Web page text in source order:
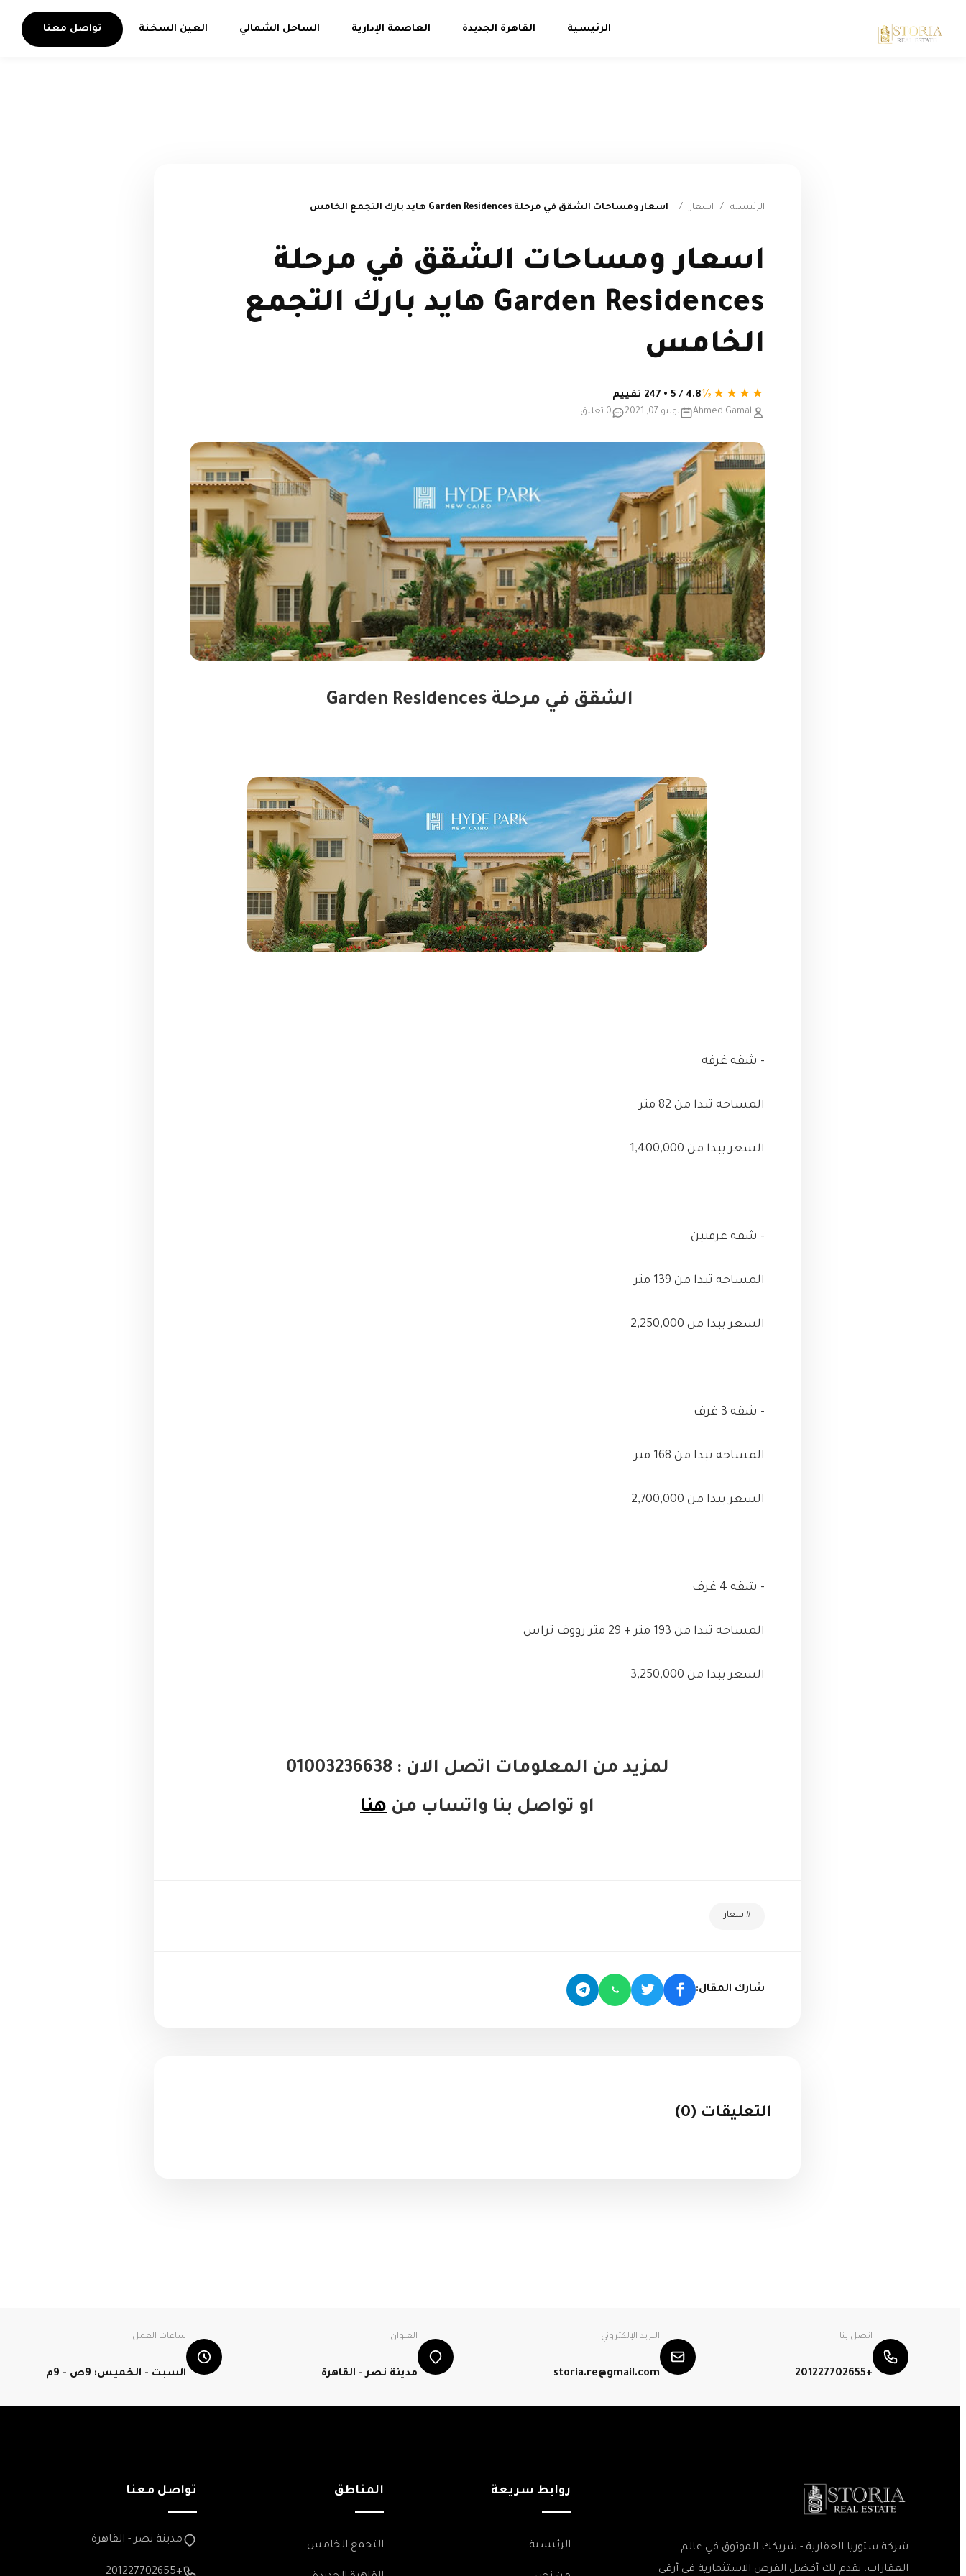
الرئيسية القاهرة الجديدة العاصمة الإدارية الساحل الشمالي العين السخنة تواصل معنا
الرئيسية / اسعار / اسعار ومساحات الشقق في مرحلة Garden Residences هايد بارك التجمع الخامس
اسعار ومساحات الشقق في مرحلة
Garden Residences هايد بارك التجمع
الخامس
★★★★½4.8 / 5 • 247 تقييم
Ahmed Gamal يونيو 07, 2021 0 تعليق
الشقق في مرحلة Garden Residences
- شقه غرفه
المساحه تبدا من 82 متر
السعر يبدا من 1,400,000
- شقه غرفتين
المساحه تبدا من 139 متر
السعر يبدا من 2,250,000
- شقه 3 غرف
المساحه تبدا من 168 متر
السعر يبدا من 2,700,000
- شقه 4 غرف
المساحه تبدا من 193 متر + 29 متر رووف تراس
السعر يبدا من 3,250,000
لمزيد من المعلومات اتصل الان : 01003236638
او تواصل بنا واتساب من هنا
#اسعار
شارك المقال:
التعليقات (0)
اتصل بنا
+201227702655
البريد الإلكتروني
storia.re@gmail.com
العنوان
مدينة نصر - القاهرة
ساعات العمل
السبت - الخميس: 9ص - 9م
شركة ستوريا العقارية - شريكك الموثوق في عالم
العقارات. نقدم لك أفضل الفرص الاستثمارية في أرقى
روابط سريعة
الرئيسية
المناطق
التجمع الخامس
تواصل معنا
مدينة نصر - القاهرة
+201227702655